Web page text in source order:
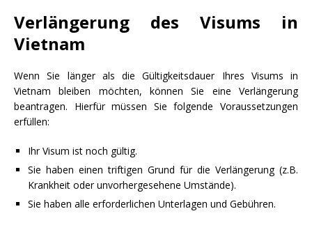
Verlängerung des Visums in
Vietnam
Wenn Sie länger als die Gültigkeitsdauer Ihres Visums in
Vietnam bleiben möchten, können Sie eine Verlängerung
beantragen. Hierfür müssen Sie folgende Voraussetzungen
erfüllen:
Ihr Visum ist noch gültig.
Sie haben einen triftigen Grund für die Verlängerung (z.B.
Krankheit oder unvorhergesehene Umstände).
Sie haben alle erforderlichen Unterlagen und Gebühren.